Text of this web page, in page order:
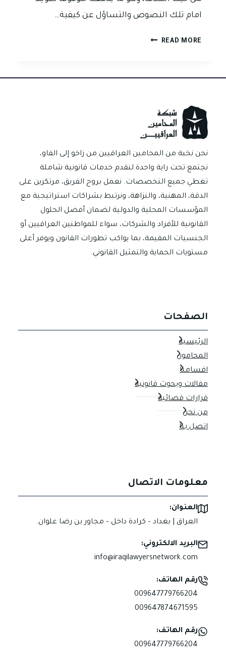
امام تلك النصوص والتساؤل عن كيفية…
READ MORE حين
القانونية
جباية:
تساؤلات
حول
مشروعية
المادة
رسم
الطابع
رقم
71
نحن نخبة من المحامين العراقيين من زاخو إلى الفاو،
نجتمع تحت راية واحدة لنقدم خدمات قانونية شاملة
تغطي جميع التخصصات. نعمل بروح الفريق، مرتكزين على
الدقة، المهنية، والنزاهة، ونرتبط بشراكات استراتيجية مع
المؤسسات المحلية والدولية لضمان أفضل الحلول
القانونية للأفراد والشركات، سواء للمواطنين العراقيين أو
الجنسيات المقيمة، بما يواكب تطورات القانون ويوفر أعلى
مستويات الحماية والتمثيل القانوني.
الصفحات
الرئيسية
المحامون
اقسامنا
مقالات وبحوث قانونية
قرارات قضائية
من نحن
اتصل بنا
معلومات الاتصال
العنوان:
العراق | بغداد – كرادة داخل – مجاور بن رضا علوان.
البريد الالكتروني:
info@iraqilawyersnetwork.com
رقم الهاتف:
009647779766204
009647874671595
رقم الهاتف:
009647779766204